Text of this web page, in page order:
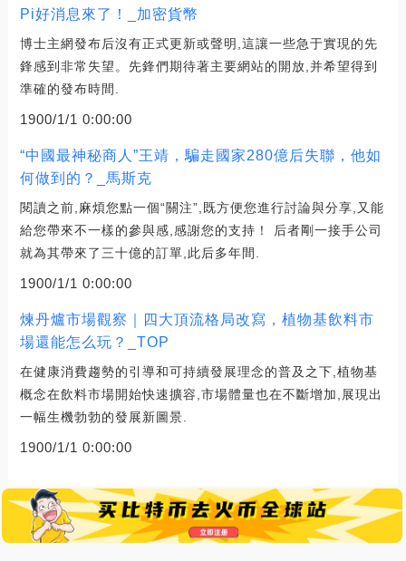
Pi好消息來了！_加密貨幣
博士主網發布后沒有正式更新或聲明,這讓一些急于實現的先
鋒感到非常失望。先鋒們期待著主要網站的開放,并希望得到
準確的發布時間.
1900/1/1 0:00:00
“中國最神秘商人”王靖，騙走國家280億后失聯，他如
何做到的？_馬斯克
閱讀之前,麻煩您點一個“關注”,既方便您進行討論與分享,又能
給您帶來不一樣的參與感,感謝您的支持！ 后者剛一接手公司
就為其帶來了三十億的訂單,此后多年間.
1900/1/1 0:00:00
煉丹爐市場觀察｜四大頂流格局改寫，植物基飲料市
場還能怎么玩？_TOP
在健康消費趨勢的引導和可持續發展理念的普及之下,植物基
概念在飲料市場開始快速擴容,市場體量也在不斷增加,展現出
一幅生機勃勃的發展新圖景.
1900/1/1 0:00:00